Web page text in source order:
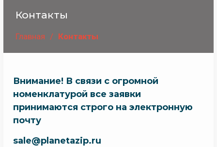
Контакты
Главная Контакты
Внимание! В связи с огромной
номенклатурой все заявки
принимаются строго на электронную
почту
sale@planetazip.ru